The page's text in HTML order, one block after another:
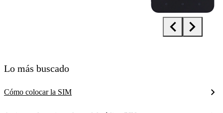
Lo más buscado
Cómo colocar la SIM